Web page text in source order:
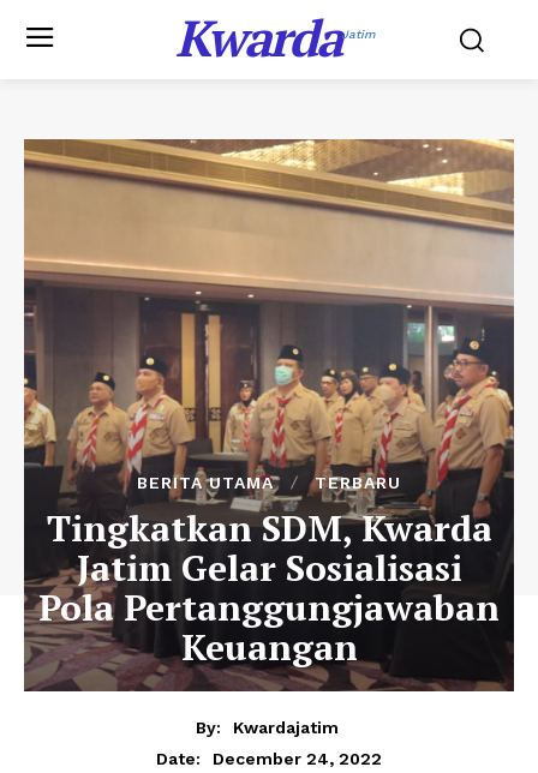
KwardaJatim
BERITA UTAMA TERBARU
Tingkatkan SDM, Kwarda
Jatim Gelar Sosialisasi
Pola Pertanggungjawaban
Keuangan
By:
Kwardajatim
Date:
December 24, 2022